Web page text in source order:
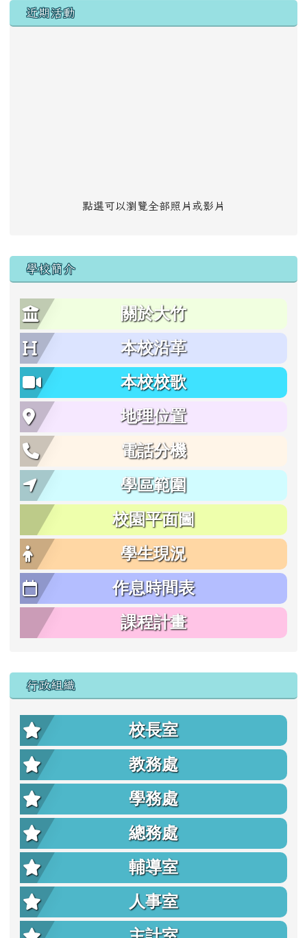
左邊區域內容
近期活動
點選可以瀏覽全部照片或影片
學校簡介
關於大竹
本校沿革
本校校歌
地理位置
電話分機
學區範圍
校園平面圖
學生現況
作息時間表
課程計畫
行政組織
校長室
教務處
學務處
總務處
輔導室
人事室